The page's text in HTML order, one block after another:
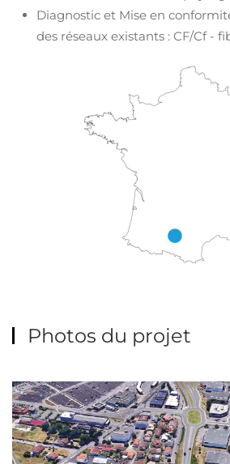
Diagnostic et Mise en
des réseaux existants : CF/Cf -
Photos du projet